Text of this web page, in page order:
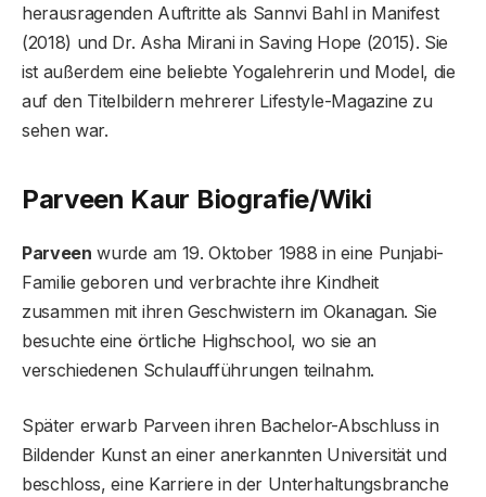
herausragenden Auftritte als Sannvi Bahl in Manifest
(2018) und Dr. Asha Mirani in Saving Hope (2015). Sie
ist außerdem eine beliebte Yogalehrerin und Model, die
auf den Titelbildern mehrerer Lifestyle-Magazine zu
sehen war.
Parveen Kaur Biografie/Wiki
Parveen wurde am 19. Oktober 1988 in eine Punjabi-
Familie geboren und verbrachte ihre Kindheit
zusammen mit ihren Geschwistern im Okanagan. Sie
besuchte eine örtliche Highschool, wo sie an
verschiedenen Schulaufführungen teilnahm.
Später erwarb Parveen ihren Bachelor-Abschluss in
Bildender Kunst an einer anerkannten Universität und
beschloss, eine Karriere in der Unterhaltungsbranche